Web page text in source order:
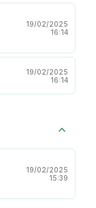
19/02/2025
16:14
19/02/2025
16:14
19/02/2025
15:39